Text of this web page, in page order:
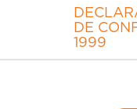
DE
1999